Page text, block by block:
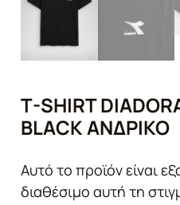
T-SHIRT
BLACK ΑΝΔΡΙΚΌ
Αυτό το προϊόν είναι
διαθέσιμο αυτή τη